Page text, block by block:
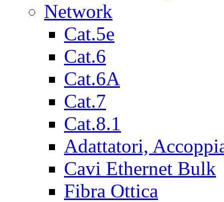
Network
Cat.5e
Cat.6
Cat.6A
Cat.7
Cat.8.1
Adattatori,
Cavi Ethernet Bulk
Fibra Ottica